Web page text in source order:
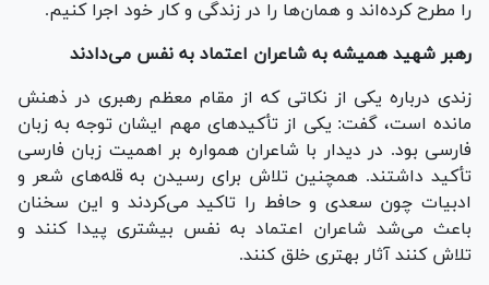
را مطرح کرده‌اند و همان‌ها را در زندگی و کار خود اجرا کنیم.
رهبر شهید همیشه به شاعران اعتماد به نفس می‌دادند
زندی درباره یکی از نکاتی که از مقام معظم رهبری در ذهنش
مانده است، گفت: یکی از تأکیدهای مهم ایشان توجه به زبان
فارسی بود. در دیدار با شاعران همواره بر اهمیت زبان فارسی
تأکید داشتند. همچنین تلاش برای رسیدن به قله‌های شعر و
ادبیات چون سعدی و حافط را تاکید می‌کردند و این سخنان
باعث می‌شد شاعران اعتماد به نفس بیشتری پیدا کنند و
تلاش کنند آثار بهتری خلق کنند.